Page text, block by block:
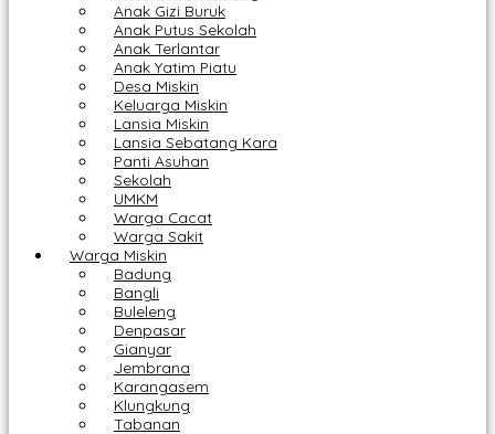
Anak Gizi Buruk
Anak Putus Sekolah
Anak Terlantar
Anak Yatim Piatu
Desa Miskin
Keluarga Miskin
Lansia Miskin
Lansia Sebatang Kara
Panti Asuhan
Sekolah
UMKM
Warga Cacat
Warga Sakit
Warga Miskin
Badung
Bangli
Buleleng
Denpasar
Gianyar
Jembrana
Karangasem
Klungkung
Tabanan